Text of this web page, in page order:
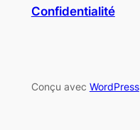
Confidentialité
Conçu avec WordPress